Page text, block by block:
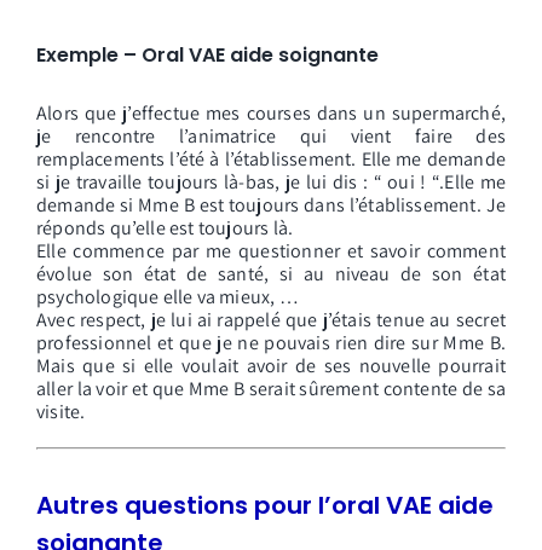
Exemple – Oral VAE aide soignante
Alors que j’effectue mes courses dans un supermarché,
je rencontre l’animatrice qui vient faire des
remplacements l’été à l’établissement. Elle me demande
si je travaille toujours là-bas, je lui dis : “ oui ! “.Elle me
demande si Mme B est toujours dans l’établissement. Je
réponds qu’elle est toujours là.
Elle commence par me questionner et savoir comment
évolue son état de santé, si au niveau de son état
psychologique elle va mieux, …
Avec respect, je lui ai rappelé que j’étais tenue au secret
professionnel et que je ne pouvais rien dire sur Mme B.
Mais que si elle voulait avoir de ses nouvelle pourrait
aller la voir et que Mme B serait sûrement contente de sa
visite.
Autres questions pour l’oral VAE aide
soignante